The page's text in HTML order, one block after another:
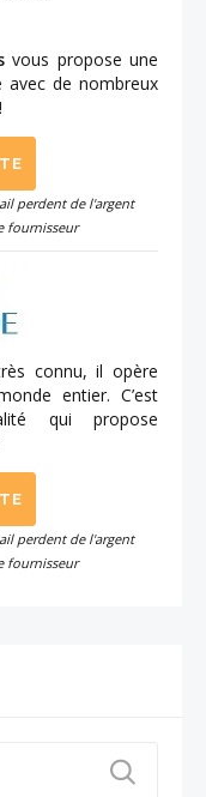
vous propose une
avec de nombreux
perdent de l'argent
fournisseur
connu, il opère
entier. C’est
qui propose
perdent de l'argent
fournisseur